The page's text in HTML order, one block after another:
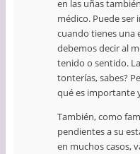
en las uñas
médico. Puede
cuando tienes una
debemos decir al
tenido o sentido.
tonterías, sabes?
qué es importante
También, como
pendientes a su
en muchos casos,